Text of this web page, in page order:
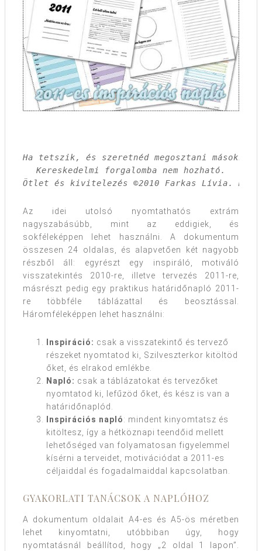
Ha tetszik, és szeretnéd megosztani
Kereskedelmi forgalomba nem hozható.
Ötlet és kivitelezés ©2010 Farkas Lívia.
Az idei utolsó nyomtathatós extrám
nagyszabásúbb, mint az eddigiek, és
sokféleképpen lehet használni. A dokumentum
összesen 24 oldalas, és alapvetően két nagyobb
részből áll: egyrészt egy inspiráló, motiváló
visszatekintés 2010-re, illetve tervezés 2011-re,
másrészt pedig egy praktikus határidőnapló 2011-
re többféle táblázattal és beosztással.
Háromféleképpen lehet használni:
Inspiráció: csak a visszatekintő és tervező
részeket nyomtatod ki, Szilveszterkor kitöltöd
őket, és elrakod emlékbe.
Napló: csak a táblázatokat és tervezőket
nyomtatod ki, lefűzöd őket, és kész is van a
határidőnaplód.
Inspirációs napló: mindent kinyomtatsz és
kitöltesz, így a hétköznapi teendőid mellett
lehetőséged van folyamatosan figyelemmel
kísérni a terveidet, motivációdat a 2011-es
céljaiddal és fogadalmaiddal kapcsolatban.
GYAKORLATI TANÁCSOK A NAPLÓHOZ
A dokumentum oldalait A4-es és A5-ös méretben
lehet kinyomtatni, utóbbiban úgy, hogy
nyomtatásnál beállítod, hogy „2 oldal 1 lapon”.